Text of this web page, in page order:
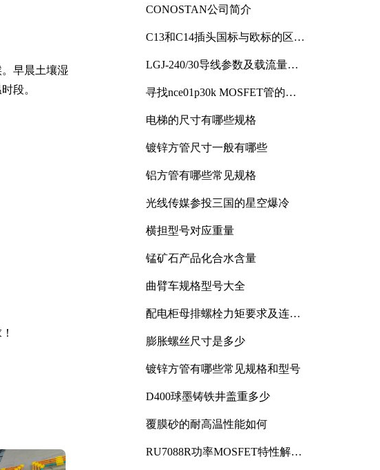
早晨土壤湿
段。
CONOSTAN公司简介
C13和C14插头国标与欧标的区别
LGJ-240/30导线参数及载流量解
寻找nce01p30k MOSFET管的合
电梯的尺寸有哪些规格
镀锌方管尺寸一般有哪些
铝方管有哪些常见规格
光线传媒参投三国的星空爆冷
横担型号对应重量
锰矿石产品化合水含量
曲臂车规格型号大全
配电柜母排螺栓力矩要求及连接
膨胀螺丝尺寸是多少
镀锌方管有哪些常见规格和型号
D400球墨铸铁井盖重多少
覆膜砂的耐高温性能如何
RU7088R功率MOSFET特性解析